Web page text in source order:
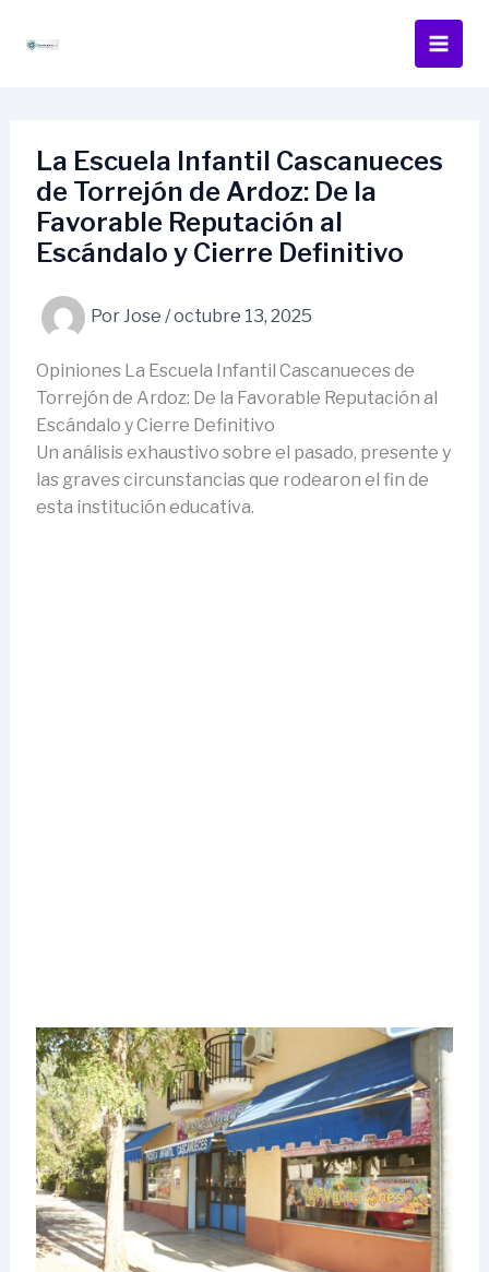
La Escuela Infantil Cascanueces
de Torrejón de Ardoz: De la
Favorable Reputación al
Escándalo y Cierre Definitivo
PorJose /octubre 13, 2025
Opiniones La Escuela Infantil Cascanueces de
Torrejón de Ardoz: De la Favorable Reputación al
Escándalo y Cierre Definitivo
Un análisis exhaustivo sobre el pasado, presente y
las graves circunstancias que rodearon el fin de
esta institución educativa.